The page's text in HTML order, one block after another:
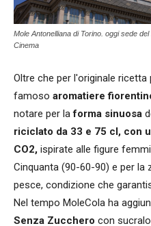
Mole Antonelliana di Torino. oggi sede
Cinema
Oltre che per l'originale
famoso aromatiere
notare per laforma sinuosa
riciclato da 33 e 75 cl, con
CO2, ispirate alle figure
Cinquanta (90-60-90) e per la
pesce, condizione che
Nel tempo MoleCola ha
Senza Zucchero con